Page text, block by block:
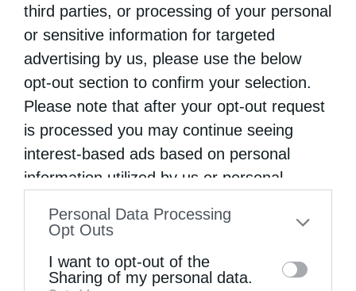
third parties, or processing of your personal
or sensitive information for targeted
advertising by us, please use the below
opt-out section to confirm your selection.
Please note that after your opt-out request
is processed you may continue seeing
interest-based ads based on personal
information utilized by us or personal
to your opt-out. You may separately opt-out
information by third parties on the IAB’s list
Personal Data Processing
Opt Outs
I want to opt-out of the
Sharing of my personal data.
Η “Κιβωτός της Ορθοδοξίας” σε όλα τα περίπτερα